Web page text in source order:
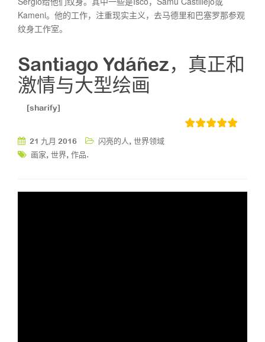
Kameni。他的工作，注重现实主义，去马德里和巴塞罗那参观
纹身工作室。
Santiago Ydáñez，真正和
激情与大型绘画
[sharify]
21 九月 2016 闪亮的人, 世界领域
画家, 世界, 作品.